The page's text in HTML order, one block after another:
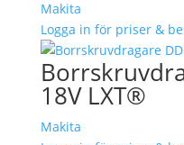
Makita
Logga in för priser &
18V LXT®
Makita